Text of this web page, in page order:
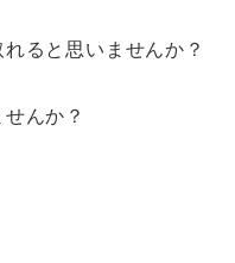
ると思いませんか？
んか？